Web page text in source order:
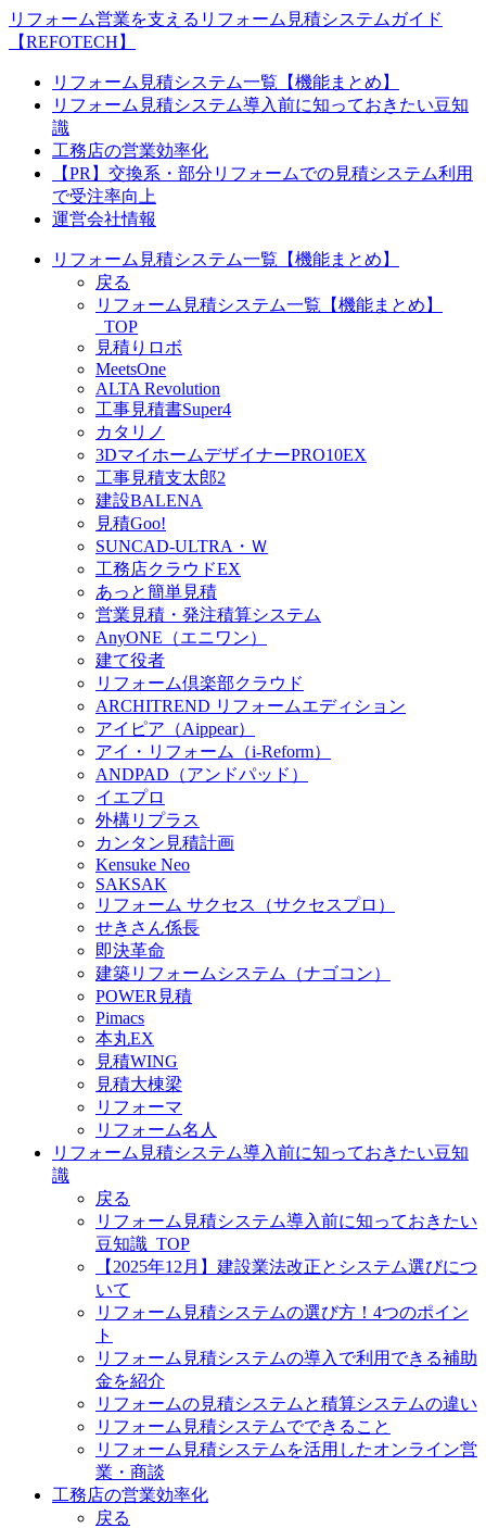
リフォーム営業を支えるリフォーム見積システムガイド
【REFOTECH】
リフォーム見積システム一覧【機能まとめ】
リフォーム見積システム導入前に知っておきたい豆知
識
工務店の営業効率化
【PR】交換系・部分リフォームでの見積システム利用
で受注率向上
運営会社情報
リフォーム見積システム一覧【機能まとめ】
戻る
リフォーム見積システム一覧【機能まとめ】
_TOP
見積りロボ
MeetsOne
ALTA Revolution
工事見積書Super4
カタリノ
3DマイホームデザイナーPRO10EX
工事見積支太郎2
建設BALENA
見積Goo!
SUNCAD-ULTRA・Ｗ
工務店クラウドEX
あっと簡単見積
営業見積・発注積算システム
AnyONE（エニワン）
建て役者
リフォーム倶楽部クラウド
ARCHITREND リフォームエディション
アイピア（Aippear）
アイ・リフォーム（i-Reform）
ANDPAD（アンドパッド）
イエプロ
外構リプラス
カンタン見積計画
Kensuke Neo
SAKSAK
リフォーム サクセス（サクセスプロ）
せきさん係長
即決革命
建築リフォームシステム（ナゴコン）
POWER見積
Pimacs
本丸EX
見積WING
見積大棟梁
リフォーマ
リフォーム名人
リフォーム見積システム導入前に知っておきたい豆知
識
戻る
リフォーム見積システム導入前に知っておきたい
豆知識_TOP
【2025年12月】建設業法改正とシステム選びにつ
いて
リフォーム見積システムの選び方！4つのポイン
ト
リフォーム見積システムの導入で利用できる補助
金を紹介
リフォームの見積システムと積算システムの違い
リフォーム見積システムでできること
リフォーム見積システムを活用したオンライン営
業・商談
工務店の営業効率化
戻る